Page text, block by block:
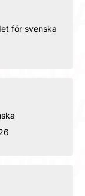
för svenska